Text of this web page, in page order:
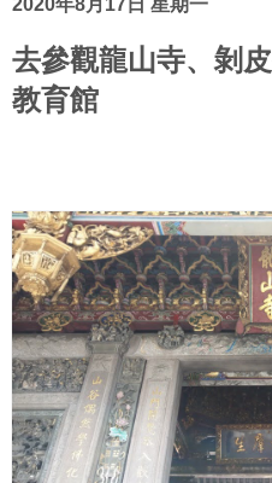
去參觀龍山寺、剝
教育館